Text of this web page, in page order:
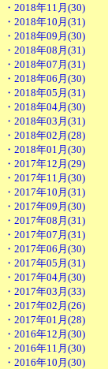
・2018年11月(30)
・2018年10月(31)
・2018年09月(30)
・2018年08月(31)
・2018年07月(31)
・2018年06月(30)
・2018年05月(31)
・2018年04月(30)
・2018年03月(31)
・2018年02月(28)
・2018年01月(30)
・2017年12月(29)
・2017年11月(30)
・2017年10月(31)
・2017年09月(30)
・2017年08月(31)
・2017年07月(31)
・2017年06月(30)
・2017年05月(31)
・2017年04月(30)
・2017年03月(33)
・2017年02月(26)
・2017年01月(28)
・2016年12月(30)
・2016年11月(30)
・2016年10月(30)